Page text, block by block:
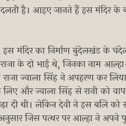
है। आइए जानते हैं इस मंदिर
इस मंदिर का निर्माण बुंदेलखंड के
के दो भाई थे, जिनका नाम
ज्वाला सिंह ने अपहरण कर
और ज्वाला सिंह से रानी को
दी थी। लेकिन देवी ने इस बलि को
जिस पत्थर पर आल्हा ने अपने